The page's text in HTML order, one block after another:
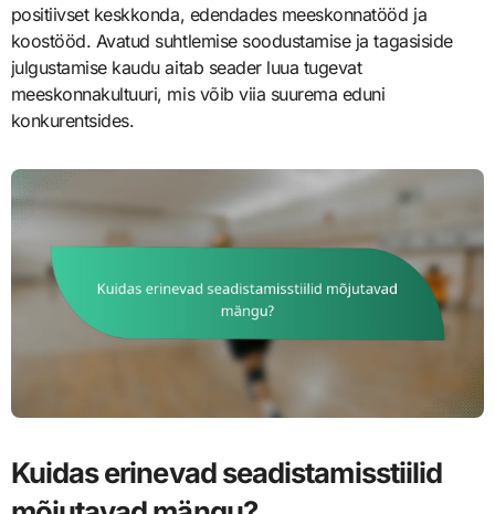
positiivset keskkonda, edendades meeskonnatööd ja
koostööd. Avatud suhtlemise soodustamise ja tagasiside
julgustamise kaudu aitab seader luua tugevat
meeskonnakultuuri, mis võib viia suurema eduni
konkurentsides.
Kuidas erinevad seadistamisstiilid